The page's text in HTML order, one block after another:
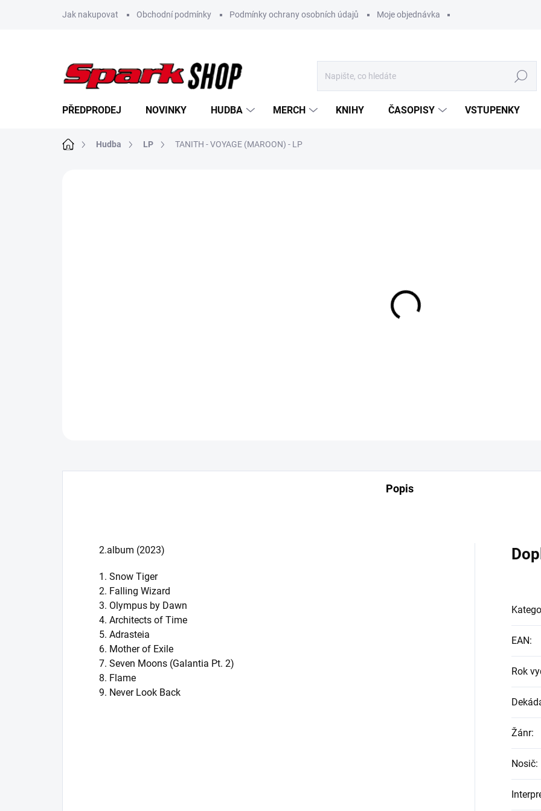
Jak nakupovat Obchodní podmínky Podmínky ochrany osobních údajů Moje objednávka
Hledat
PŘEDPRODEJ NOVINKY HUDBA MERCH KNIHY ČASOPISY VSTUPENKY
Domů Hudba LP TANITH - VOYAGE (MAROON) - LP
Popis
2.album (2023)
1. Snow Tiger
2. Falling Wizard
3. Olympus by Dawn
4. Architects of Time
5. Adrasteia
6. Mother of Exile
7. Seven Moons (Galantia Pt. 2)
8. Flame
9. Never Look Back
EAN:
Rok
Žánr:
Nosič: